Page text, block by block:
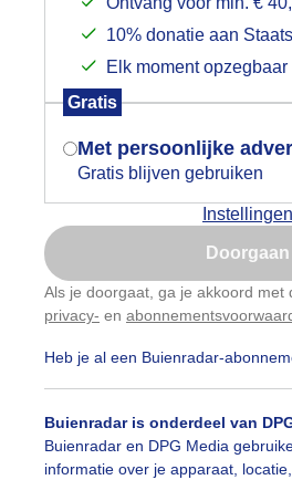
10% donatie aan
Elk moment opzegbaar
Gratis
Met persoonlijke
Gratis blijven gebruiken
Instellingen
Doorgaan
Als je doorgaat, ga je akkoord met
privacy- en
Heb je al een Buienradar-
Buienradar is onderdeel van
Buienradar en DPG Media
informatie over je apparaat,
meer wolken en
Indien je hier nog geen
gegeven, verschijnt er zo
je browser waarin deze
gevraagd
Is goed, toon de
Nu niet,
Gebruik je Safari en wil je niet
Klikhierom dit aan